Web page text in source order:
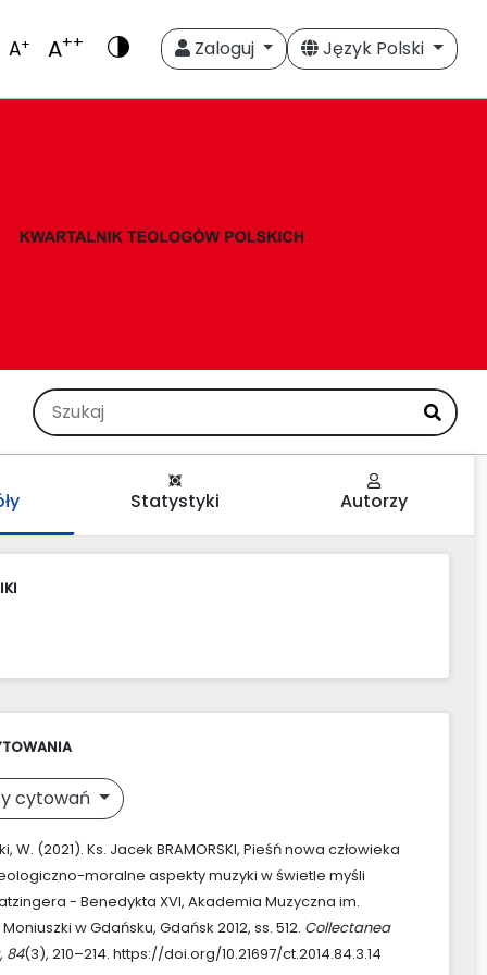
A+ A++ Zaloguj Język Polski
Statystyki Autorzy
cytowań
W. (2021). Ks. Jacek BRAMORSKI, Pieśń nowa człowieka
moralne aspekty muzyki w świetle myśli
- Benedykta XVI, Akademia Muzyczna im.
w Gdańsku, Gdańsk 2012, ss. 512. Collectanea
, 84(3), 210–214. https://doi.org/10.21697/ct.2014.84.3.14